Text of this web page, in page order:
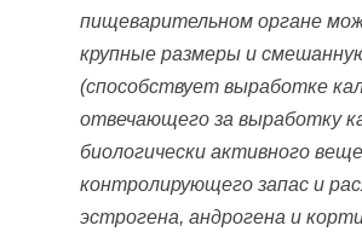
пищеварительном органе
крупные размеры и
(способствует выработке
отвечающего за выработку
биологически активного
контролирующего запас и
эстрогена, андрогена и